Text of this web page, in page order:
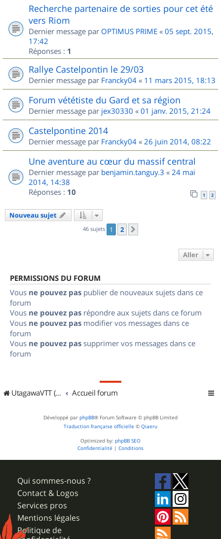
Recherche partenaire de sorties pour cet été
vers Riom
Dernier message par OPTIMUS PRIME « 05 sept. 2015,
17:42
Réponses : 1
Rallye Castelpontin le 29/03
Dernier message par Francky04 « 11 mars 2015, 18:13
Forum vététiste du Gard et sa région
Dernier message par jex30330 « 01 janv. 2015, 21:24
Castelpontine 2014
Dernier message par Francky04 « 26 juin 2014, 08:22
Une aventure au cœur du massif central
Dernier message par benjamin.tanguy.3 « 24 mai
2014, 14:38
Réponses : 10 1 2
Nouveau sujet
46 sujets 1 2
Aller
PERMISSIONS DU FORUM
Vous ne pouvez pas publier de nouveaux sujets dans ce
forum
Vous ne pouvez pas répondre aux sujets dans ce forum
Vous ne pouvez pas modifier vos messages dans ce
forum
Vous ne pouvez pas supprimer vos messages dans ce
forum
UtagawaVTT (Randos VTT et VTTAE avec traces GPS) Accueil forum
Développé par phpBB® Forum Software © phpBB Limited
Traduction française officielle © Qiaeru
Optimized by: phpBB SEO
Confidentialité | Conditions
Qui sommes-nous ?
Contact & Logos
Services pros
Mentions légales
Politique de